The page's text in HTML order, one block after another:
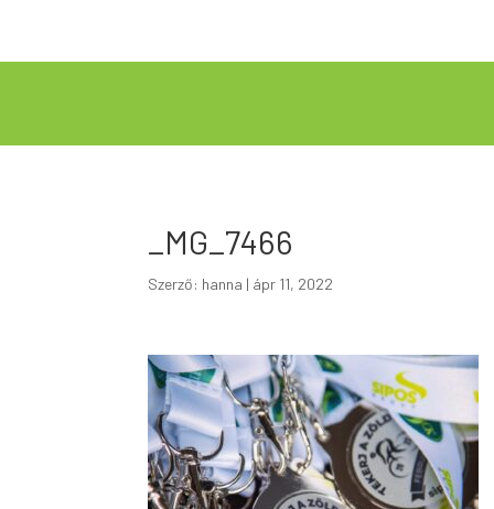
_MG_7466
Szerző: hanna | ápr 11, 2022